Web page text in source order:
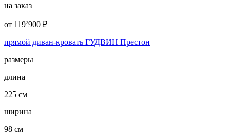
на заказ
от 119’900 ₽
прямой диван-кровать ГУДВИН Престон
размеры
длина
225 см
ширина
98 см